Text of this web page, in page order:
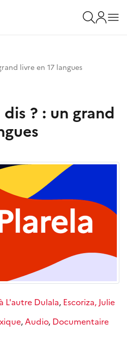
livre en 17 langues
? : un grand
L'autre Dulala, Escoriza, Julie
, Audio, Documentaire